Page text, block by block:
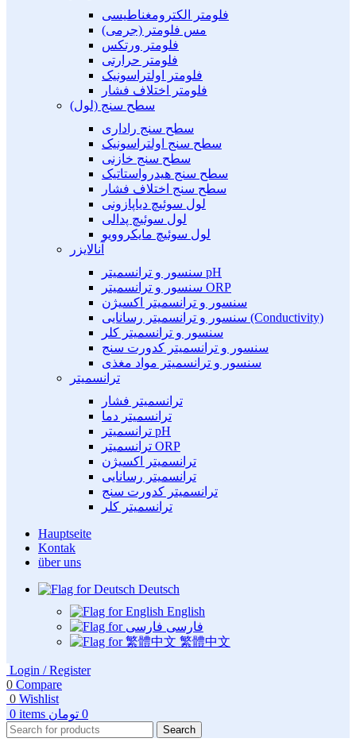
فلومتر الکترومغناطیسی
مس فلومتر (جرمی)
فلومتر ورتکس
فلومتر حرارتی
فلومتر اولتراسونیک
فلومتر اختلاف فشار
سطح سنج (لول)
سطح سنج راداری
سطح سنج اولتراسونیک
سطح سنج خازنی
سطح سنج هیدرواستاتیک
سطح سنج اختلاف فشار
لول سوئیچ دیاپازونی
لول سوئیچ پدالی
لول سوئیچ مایکروویو
آنالایزر
سنسور و ترانسمیتر pH
سنسور و ترانسمیتر ORP
سنسور و ترانسمیتر اکسیژن
سنسور و ترانسمیتر رسانایی (Conductivity)
سنسور و ترانسمیتر کلر
سنسور و ترانسمیتر کدورت سنج
سنسور و ترانسمیتر مواد مغذی
ترانسمیتر
ترانسمیتر فشار
ترانسمیتر دما
ترانسمیتر pH
ترانسمیتر ORP
ترانسمیتر اکسیژن
ترانسمیتر رسانایی
ترانسمیتر کدورت سنج
ترانسمیتر کلر
Hauptseite
Kontak
über uns
Deutsch
English
فارسی
繁體中文
Login / Register
0 Compare
0 Wishlist
0 items 0 تومان
Search